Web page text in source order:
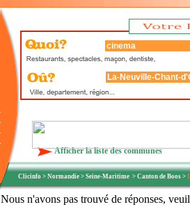
Afficher la liste des communes
Clicinfo > Normandie > Seine-Maritime > Canton de Boos >
Nous n'avons pas trouvé de réponses,